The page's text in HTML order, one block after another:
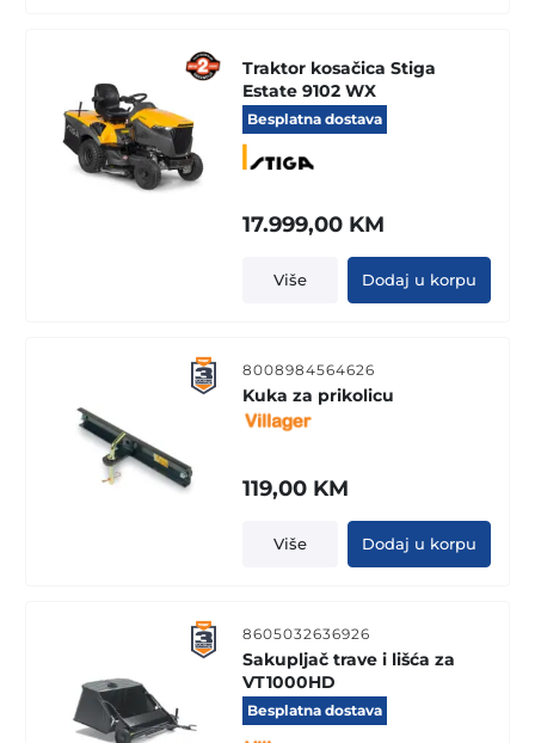
Traktor kosačica Stiga
Estate 9102 WX
Besplatna dostava
17.999,00 KM
Više Dodaj u korpu
8008984564626
Kuka za prikolicu
119,00 KM
Više Dodaj u korpu
8605032636926
Sakupljač trave i lišća za
VT1000HD
Besplatna dostava